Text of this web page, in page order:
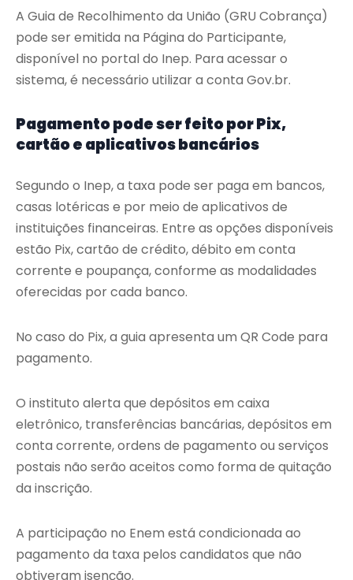
A Guia de Recolhimento da União (GRU Cobrança)
pode ser emitida na Página do Participante,
disponível no portal do Inep. Para acessar o
sistema, é necessário utilizar a conta Gov.br.
Pagamento pode ser feito por Pix,
cartão e aplicativos bancários
Segundo o Inep, a taxa pode ser paga em bancos,
casas lotéricas e por meio de aplicativos de
instituições financeiras. Entre as opções disponíveis
estão Pix, cartão de crédito, débito em conta
corrente e poupança, conforme as modalidades
oferecidas por cada banco.
No caso do Pix, a guia apresenta um QR Code para
pagamento.
O instituto alerta que depósitos em caixa
eletrônico, transferências bancárias, depósitos em
conta corrente, ordens de pagamento ou serviços
postais não serão aceitos como forma de quitação
da inscrição.
A participação no Enem está condicionada ao
pagamento da taxa pelos candidatos que não
obtiveram isenção.